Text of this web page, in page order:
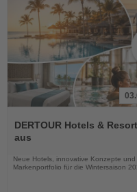
Sie
die
DERTOUR Hotels &
aus
Neue Hotels, innovative Konzepte
Markenportfolio für die Wintersaison